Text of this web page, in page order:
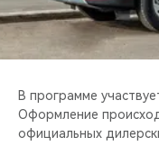
ВИДЕООБЗОРЫ
CHERY ДЛЯ ДЕТЕЙ
В программе
Оформление
официальных